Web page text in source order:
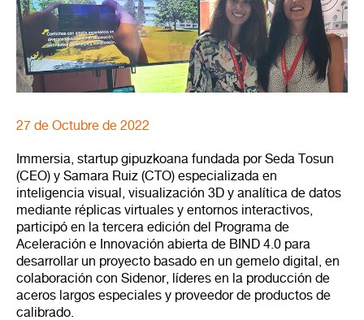
27 de Octubre de 2022
Immersia, startup gipuzkoana fundada por Seda Tosun
(CEO) y Samara Ruiz (CTO) especializada en
inteligencia visual, visualización 3D y analítica de datos
mediante réplicas virtuales y entornos interactivos,
participó en la tercera edición del Programa de
Aceleración e Innovación abierta de BIND 4.0 para
desarrollar un proyecto basado en un gemelo digital, en
colaboración con Sidenor, líderes en la producción de
aceros largos especiales y proveedor de productos de
calibrado.